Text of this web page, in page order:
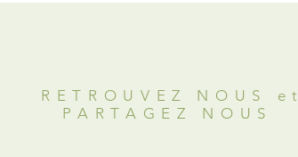
RETROUVEZ NOUS et
PARTAGEZ NOUS